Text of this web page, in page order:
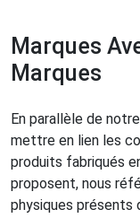
Marques
Marques
En parallèle de
mettre en lien les
produits fabriqués
proposent, nous
physiques présents